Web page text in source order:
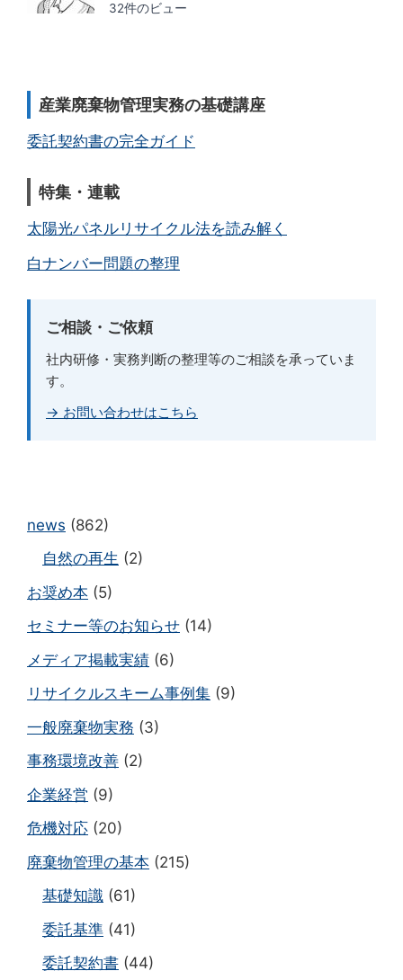
32件のビュー
産業廃棄物管理実務の基礎講座
委託契約書の完全ガイド
特集・連載
太陽光パネルリサイクル法を読み解く
白ナンバー問題の整理
ご相談・ご依頼
社内研修・実務判断の整理等のご相談を承っていま
す。
→ お問い合わせはこちら
news (862)
自然の再生 (2)
お奨め本 (5)
セミナー等のお知らせ (14)
メディア掲載実績 (6)
リサイクルスキーム事例集 (9)
一般廃棄物実務 (3)
事務環境改善 (2)
企業経営 (9)
危機対応 (20)
廃棄物管理の基本 (215)
基礎知識 (61)
委託基準 (41)
委託契約書 (44)